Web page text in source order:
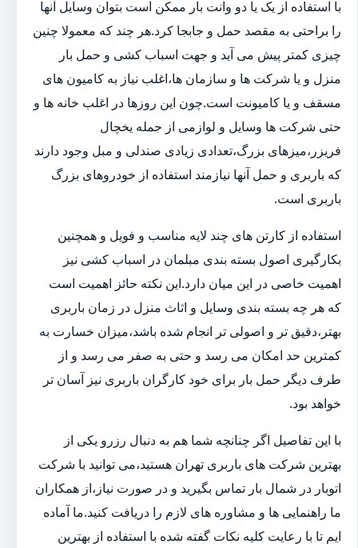
با استفاده از یک یا دو وانت بار ممکن است بتوان وسایل آنها
را براحتی به مقصد حمل و جابجا کرد.هر چند که معمولا چنین
چیزی کمتر پیش می آید و جهت اسباب کشی و حمل بار
منزل و یا شرکت ها و سازمان ها،اغلب نیاز به کامیون های
مسقف و یا کامیونت است.چون این روزها در اغلب خانه ها و
حتی شرکت ها وسایل و لوازمی از جمله یخچال
فریزر،میزهای بزرگ،تعدادی زیادی صندلی و مبل وجود دارند
که باربری و حمل آنها نیازمند استفاده از خودروهای بزرگ
باربری است.
استفاده از کارتن های چند لایه مناسب و فویل و همچنین
بکارگیری اصول بسته بندی مبلمان در اسباب کشی نیز
اهمیت خاصی در این میان دارد.این نکته حائز اهمیت است
که هر چه بسته بندی وسایل و اثاث منزل در زمان باربری
بهتر،دقیق تر و اصولی تر انجام شده باشد،میزان خسارت به
کمترین حد امکان می رسد و حتی به صفر می رسد و از
طرف دیگر حمل بار برای خود کارگران باربری نیز آسان تر
خواهد بود.
با این تفاصیل اگر چنانچه شما هم به دنبال رزرو یکی از
بهترین شرکت های باربری تهران هستید،می توانید با شرکت
اتوبار در شمال بار تماس بگیرید و در صورت نیاز،از همکاران
ما راهنمایی ها و مشاوره های لازم را دریافت کنید.ما آماده
ایم تا با رعایت کلیه نکات گفته شده با استفاده از بهترین